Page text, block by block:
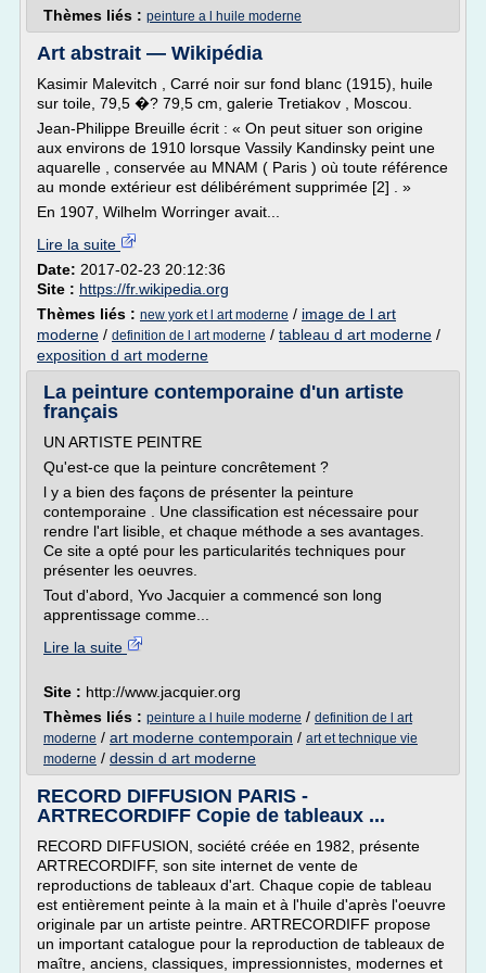
Thèmes liés : peinture a l huile moderne
Art abstrait — Wikipédia
Kasimir Malevitch , Carré noir sur fond blanc (1915), huile
sur toile, 79,5 �? 79,5 cm, galerie Tretiakov , Moscou.
Jean-Philippe Breuille écrit : « On peut situer son origine
aux environs de 1910 lorsque Vassily Kandinsky peint une
aquarelle , conservée au MNAM ( Paris ) où toute référence
au monde extérieur est délibérément supprimée [2] . »
En 1907, Wilhelm Worringer avait...
Lire la suite
Date: 2017-02-23 20:12:36
Site : https://fr.wikipedia.org
Thèmes liés : new york et l art moderne / image de l art
moderne / definition de l art moderne / tableau d art moderne /
exposition d art moderne
La peinture contemporaine d'un artiste
français
UN ARTISTE PEINTRE
Qu'est-ce que la peinture concrêtement ?
l y a bien des façons de présenter la peinture
contemporaine . Une classification est nécessaire pour
rendre l'art lisible, et chaque méthode a ses avantages.
Ce site a opté pour les particularités techniques pour
présenter les oeuvres.
Tout d'abord, Yvo Jacquier a commencé son long
apprentissage comme...
Lire la suite
Site : http://www.jacquier.org
Thèmes liés : peinture a l huile moderne / definition de l art
moderne / art moderne contemporain / art et technique vie
moderne / dessin d art moderne
RECORD DIFFUSION PARIS -
ARTRECORDIFF Copie de tableaux ...
RECORD DIFFUSION, société créée en 1982, présente
ARTRECORDIFF, son site internet de vente de
reproductions de tableaux d'art. Chaque copie de tableau
est entièrement peinte à la main et à l'huile d'après l'oeuvre
originale par un artiste peintre. ARTRECORDIFF propose
un important catalogue pour la reproduction de tableaux de
maître, anciens, classiques, impressionnistes, modernes et